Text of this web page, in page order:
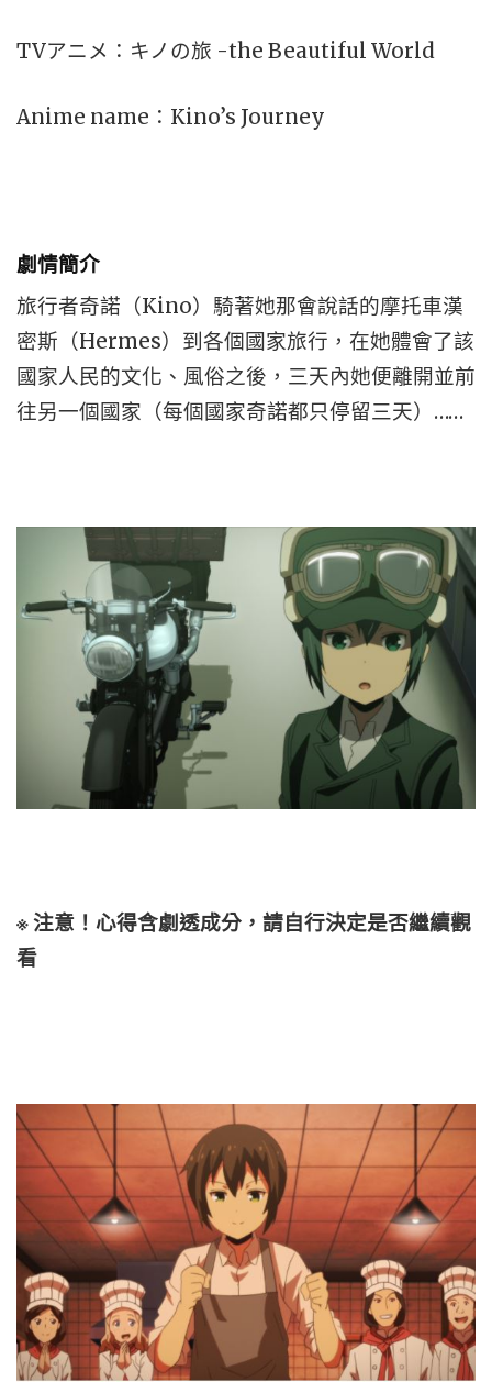
TVアニメ：キノの旅 -the Beautiful World
Anime name：Kino’s Journey
劇情簡介
旅行者奇諾（Kino）騎著她那會說話的摩托車漢
密斯（Hermes）到各個國家旅行，在她體會了該
國家人民的文化、風俗之後，三天內她便離開並前
往另一個國家（每個國家奇諾都只停留三天）……
※注意！心得含劇透成分，請自行決定是否繼續觀
看